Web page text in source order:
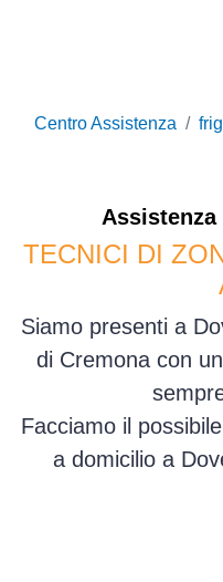
Centro Assistenza
Assistenza
TECNICI DI
Siamo presenti a
di Cremona con
Facciamo il
a domicilio a